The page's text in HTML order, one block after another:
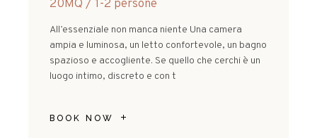
20MQ 1-2 persone
All’essenziale non manca niente Una camera
ampia e luminosa, un letto confortevole, un bagno
spazioso e accogliente. Se quello che cerchi è un
luogo intimo, discreto e con t
BOOK NOW